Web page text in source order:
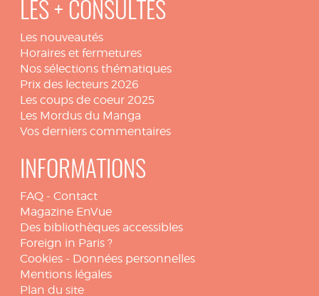
LES + CONSULTÉS
Les nouveautés
Horaires et fermetures
Nos sélections thématiques
Prix des lecteurs 2026
Les coups de coeur 2025
Les Mordus du Manga
Vos derniers commentaires
INFORMATIONS
FAQ - Contact
Magazine EnVue
Des bibliothèques accessibles
Foreign in Paris ?
Cookies - Données personnelles
Mentions légales
Plan du site